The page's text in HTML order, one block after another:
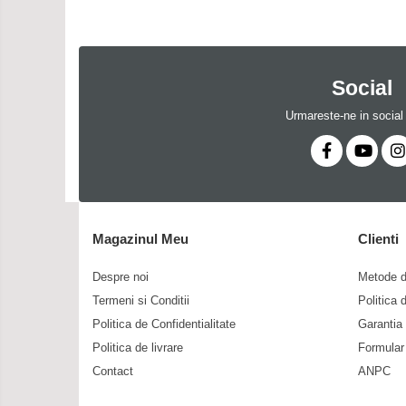
Social
Urmareste-ne in
Magazinul Meu
Despre noi
Termeni si Conditii
Politica de Confidentialitate
Politica de livrare
Contact
Clienti
Metode
Politica
Garantia
ANPC